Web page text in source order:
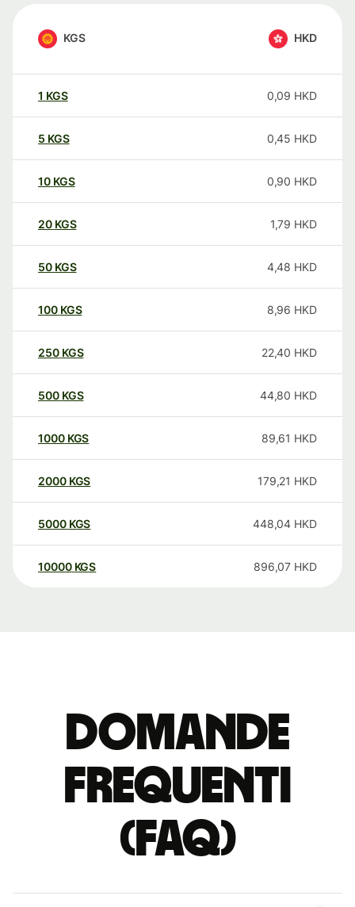
KGS HKD
1 KGS 0,09 HKD
5 KGS 0,45 HKD
10 KGS 0,90 HKD
20 KGS 1,79 HKD
50 KGS 4,48 HKD
100 KGS 8,96 HKD
250 KGS 22,40 HKD
500 KGS 44,80 HKD
1000 KGS 89,61 HKD
2000 KGS 179,21 HKD
5000 KGS 448,04 HKD
10000 KGS 896,07 HKD
Domande
Frequenti
(FAQ)